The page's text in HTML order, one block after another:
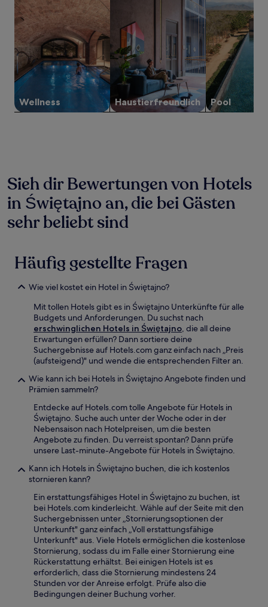
2 Erwachsenen
gefunden
wurde.
Preise
und
Verfügbarkeiten
können
sich
Es
können
Wellness Haustier­freundlich Pool
Sieh dir Bewertungen von Hotels
in Świętajno an, die bei Gästen
sehr beliebt sind
Häufig gestellte Fragen
Wie viel kostet ein Hotel in Świętajno?
Mit tollen Hotels gibt es in Świętajno Unterkünfte für alle
Budgets und Anforderungen. Du suchst nach
erschwinglichen Hotels in Świętajno, die all deine
Erwartungen erfüllen? Dann sortiere deine
Suchergebnisse auf Hotels.com ganz einfach nach „Preis
(aufsteigend)" und wende die entsprechenden Filter an.
Wie kann ich bei Hotels in Świętajno Angebote finden und
Prämien sammeln?
Entdecke auf Hotels.com tolle Angebote für Hotels in
Świętajno. Suche auch unter der Woche oder in der
Nebensaison nach Hotelpreisen, um die besten
Angebote zu finden. Du verreist spontan? Dann prüfe
unsere Last-minute-Angebote für Hotels in Świętajno.
Kann ich Hotels in Świętajno buchen, die ich kostenlos
stornieren kann?
Ein erstattungsfähiges Hotel in Świętajno zu buchen, ist
bei Hotels.com kinderleicht. Wähle auf der Seite mit den
Suchergebnissen unter „Stornierungsoptionen der
Unterkunft" ganz einfach „Voll erstattungsfähige
Unterkunft" aus. Viele Hotels ermöglichen die kostenlose
Stornierung, sodass du im Falle einer Stornierung eine
Rückerstattung erhältst. Bei einigen Hotels ist es
erforderlich, dass die Stornierung mindestens 24
Stunden vor der Anreise erfolgt. Prüfe also die
Bedingungen deiner Buchung vorher.